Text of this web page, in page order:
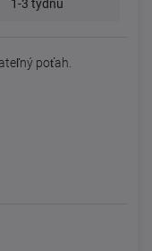
1-3 týdnů
poťah.